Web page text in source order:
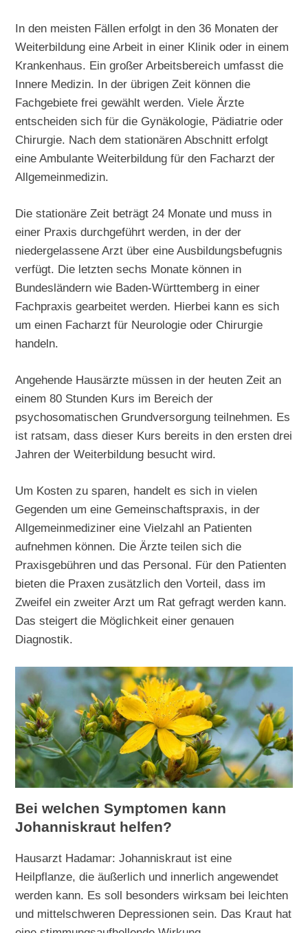
In den meisten Fällen erfolgt in den 36 Monaten der
Weiterbildung eine Arbeit in einer Klinik oder in einem
Krankenhaus. Ein großer Arbeitsbereich umfasst die
Innere Medizin. In der übrigen Zeit können die
Fachgebiete frei gewählt werden. Viele Ärzte
entscheiden sich für die Gynäkologie, Pädiatrie oder
Chirurgie. Nach dem stationären Abschnitt erfolgt
eine Ambulante Weiterbildung für den Facharzt der
Allgemeinmedizin.
Die stationäre Zeit beträgt 24 Monate und muss in
einer Praxis durchgeführt werden, in der der
niedergelassene Arzt über eine Ausbildungsbefugnis
verfügt. Die letzten sechs Monate können in
Bundesländern wie Baden-Württemberg in einer
Fachpraxis gearbeitet werden. Hierbei kann es sich
um einen Facharzt für Neurologie oder Chirurgie
handeln.
Angehende Hausärzte müssen in der heuten Zeit an
einem 80 Stunden Kurs im Bereich der
psychosomatischen Grundversorgung teilnehmen. Es
ist ratsam, dass dieser Kurs bereits in den ersten drei
Jahren der Weiterbildung besucht wird.
Um Kosten zu sparen, handelt es sich in vielen
Gegenden um eine Gemeinschaftspraxis, in der
Allgemeinmediziner eine Vielzahl an Patienten
aufnehmen können. Die Ärzte teilen sich die
Praxisgebühren und das Personal. Für den Patienten
bieten die Praxen zusätzlich den Vorteil, dass im
Zweifel ein zweiter Arzt um Rat gefragt werden kann.
Das steigert die Möglichkeit einer genauen
Diagnostik.
Bei welchen Symptomen kann
Johanniskraut helfen?
Hausarzt Hadamar: Johanniskraut ist eine
Heilpflanze, die äußerlich und innerlich angewendet
werden kann. Es soll besonders wirksam bei leichten
und mittelschweren Depressionen sein. Das Kraut hat